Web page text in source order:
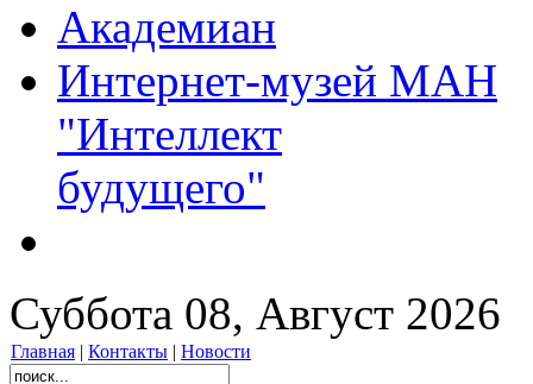
Академиан
Интернет-музей МАН
"Интеллект
будущего"
Суббота 08, Август 2026
Главная | Контакты | Новости